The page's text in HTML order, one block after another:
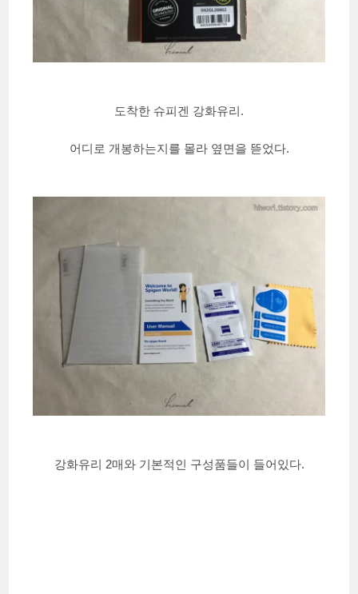
도착한 슈피겐 강화유리.
어디로 개봉하는지를 몰라 옆면을 뜯었다.
강화유리 2매와 기본적인 구성품들이 들어있다.